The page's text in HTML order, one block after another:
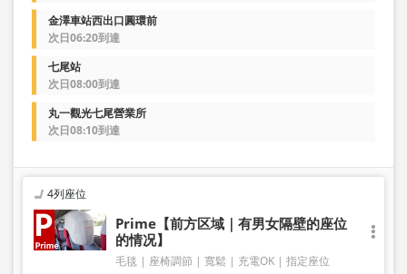
金澤車站西出口圓環前
次日06:20到達
七尾站
次日08:00到達
丸一觀光七尾營業所
次日08:10到達
4列座位
Prime【前方区域｜有男女隔壁的座位
的情况】
毛毯 座椅調節 寬鬆 充電OK 指定座位